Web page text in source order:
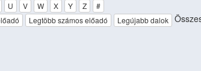
U V W X Y Z
#
Legtöbb számos előadó Legújabb dalok